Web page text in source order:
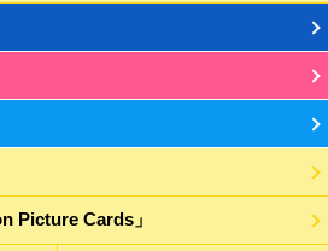
Picture Cards」